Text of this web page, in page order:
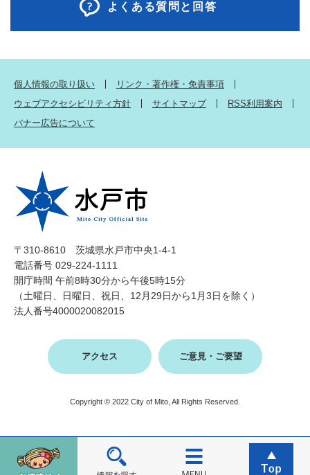
よくある質問と回答
個人情報の取り扱い
リンク・著作権・免責事項
ウェブアクセシビリティ方針
サイトマップ
RSS利用案内
バナー広告について
〒310-8610 茨城県水戸市中央1-4-1
電話番号 029-224-1111
開庁時間 午前8時30分から午後5時15分
（土曜日、日曜日、祝日、12月29日から1月3日を除く）
法人番号4000020082015
アクセス ご意見・ご要望
Copyright © 2022 City of Mito, All Rights Reserved.